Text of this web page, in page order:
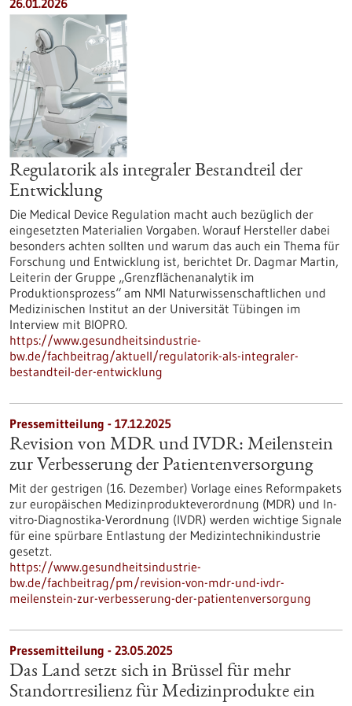
26.01.2026
Regulatorik als integraler Bestandteil der
Entwicklung
Die Medical Device Regulation macht auch bezüglich der
eingesetzten Materialien Vorgaben. Worauf Hersteller dabei
besonders achten sollten und warum das auch ein Thema für
Forschung und Entwicklung ist, berichtet Dr. Dagmar Martin,
Leiterin der Gruppe „Grenzflächenanalytik im
Produktionsprozess“ am NMI Naturwissenschaftlichen und
Medizinischen Institut an der Universität Tübingen im
Interview mit BIOPRO.
https://www.gesundheitsindustrie-
bw.de/fachbeitrag/aktuell/regulatorik-als-integraler-
bestandteil-der-entwicklung
Pressemitteilung - 17.12.2025
Revision von MDR und IVDR: Meilenstein
zur Verbesserung der Patientenversorgung
Mit der gestrigen (16. Dezember) Vorlage eines Reformpakets
zur europäischen Medizinprodukteverordnung (MDR) und In-
vitro-Diagnostika-Verordnung (IVDR) werden wichtige Signale
für eine spürbare Entlastung der Medizintechnikindustrie
gesetzt.
https://www.gesundheitsindustrie-
bw.de/fachbeitrag/pm/revision-von-mdr-und-ivdr-
meilenstein-zur-verbesserung-der-patientenversorgung
Pressemitteilung - 23.05.2025
Das Land setzt sich in Brüssel für mehr
Standortresilienz für Medizinprodukte ein